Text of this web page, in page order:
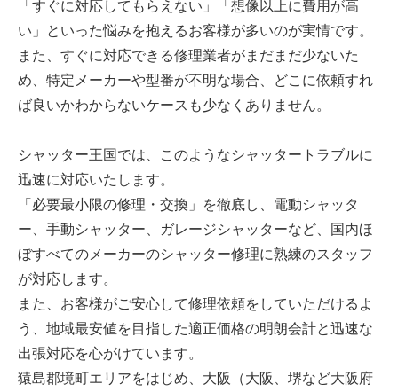
「すぐに対応してもらえない」「想像以上に費用が高
い」といった悩みを抱えるお客様が多いのが実情です。
また、すぐに対応できる修理業者がまだまだ少ないた
め、特定メーカーや型番が不明な場合、どこに依頼すれ
ば良いかわからないケースも少なくありません。
シャッター王国では、このようなシャッタートラブルに
迅速に対応いたします。
「必要最小限の修理・交換」を徹底し、電動シャッタ
ー、手動シャッター、ガレージシャッターなど、国内ほ
ぼすべてのメーカーのシャッター修理に熟練のスタッフ
が対応します。
また、お客様がご安心して修理依頼をしていただけるよ
う、地域最安値を目指した適正価格の明朗会計と迅速な
出張対応を心がけています。
猿島郡境町エリアをはじめ、大阪（大阪、堺など大阪府